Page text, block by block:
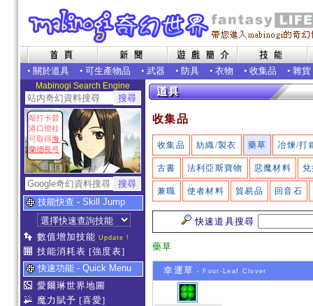
• 關於道具 • 可生產物品 • 武器 • 防具 • 衣物 • 收集品 • 雜貨
Mabinogi Search Engine
敲打卡普
港口燈柱
可取得海
蘭德長弓
技能快查 - Skill Jump
數值增加技能 Update !
技能消耗表 [強度表]
快速功能 - Quick Menu
愛爾琳世界地圖
魔力賦予 [喜愛]
收集品
收集品 紡織/製衣 藥草 冶煉/打
古書 法利亞斯寶物 惡魔材料
兼職 使者材料 貿易品 回音石
快速道具搜尋
藥草
幸運草 - Four-Leaf Clover